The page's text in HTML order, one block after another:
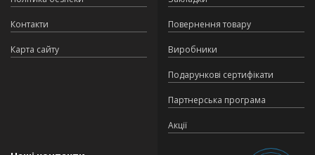
Контакти
Карта сайту
Повернення товару
Виробники
Подарункові сертифікати
Партнерська програма
Акції